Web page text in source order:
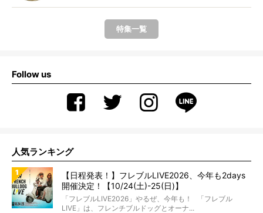
特集一覧
Follow us
人気ランキング
【日程発表！】フレブルLIVE2026、今年も2days
開催決定！【10/24(土)-25(日)】
「フレブルLIVE2026」やるぜ、今年も！ 「フレブル
LIVE」は、フレンチブルドッグとオーナ...